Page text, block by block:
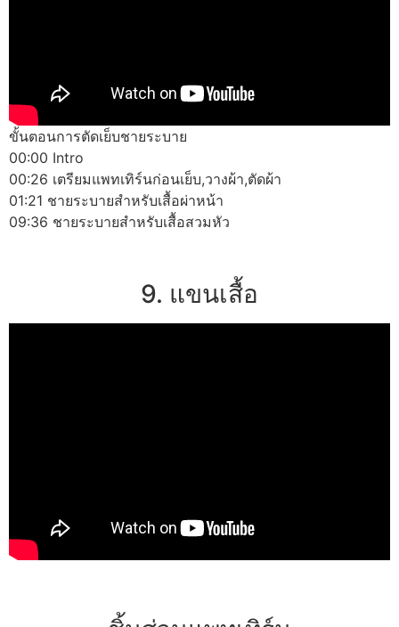
ขั้นตอนการตัดเย็บชายระบาย
00:00 Intro
00:26 เตรียมแพทเทิร์นก่อนเย็บ,วางผ้า,ตัดผ้า
01:21 ชายระบายสำหรับเสื้อผ่าหน้า
09:36 ชายระบายสำหรับเสื้อสวมหัว
9. แขนเสื้อ